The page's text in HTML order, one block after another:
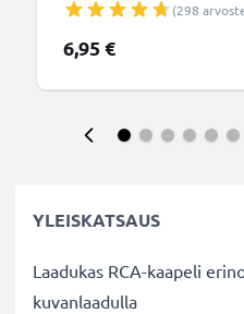
nopea 1A, PVC-
IFC-500U, tuotemerkiltä
(298
6,95 €
YLEISKATSAUS
Laadukas RCA-kaapeli
kuvanlaadulla